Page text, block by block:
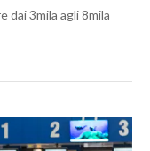
dai 3mila agli 8mila